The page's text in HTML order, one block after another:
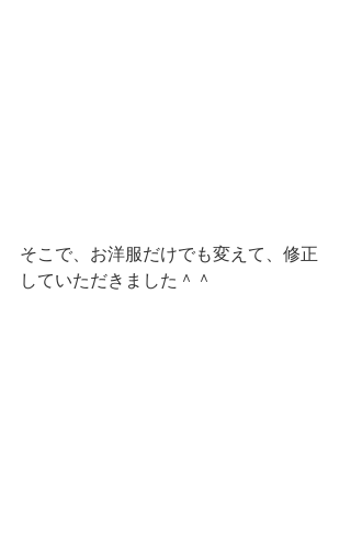
そこで、お洋服だけでも変えて、修正
していただきました＾＾